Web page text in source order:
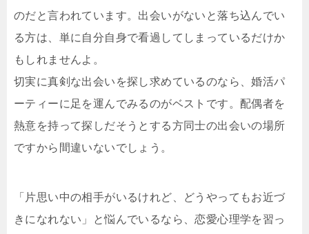
のだと言われています。出会いがないと落ち込んでい
る方は、単に自分自身で看過してしまっているだけか
もしれませんよ。
切実に真剣な出会いを探し求めているのなら、婚活パ
ーティーに足を運んでみるのがベストです。配偶者を
熱意を持って探しだそうとする方同士の出会いの場所
ですから間違いないでしょう。
「片思い中の相手がいるけれど、どうやってもお近づ
きになれない」と悩んでいるなら、恋愛心理学を習っ